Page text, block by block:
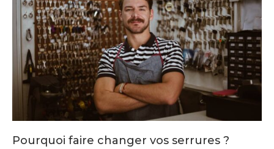
Pourquoi faire changer vos serrures ?